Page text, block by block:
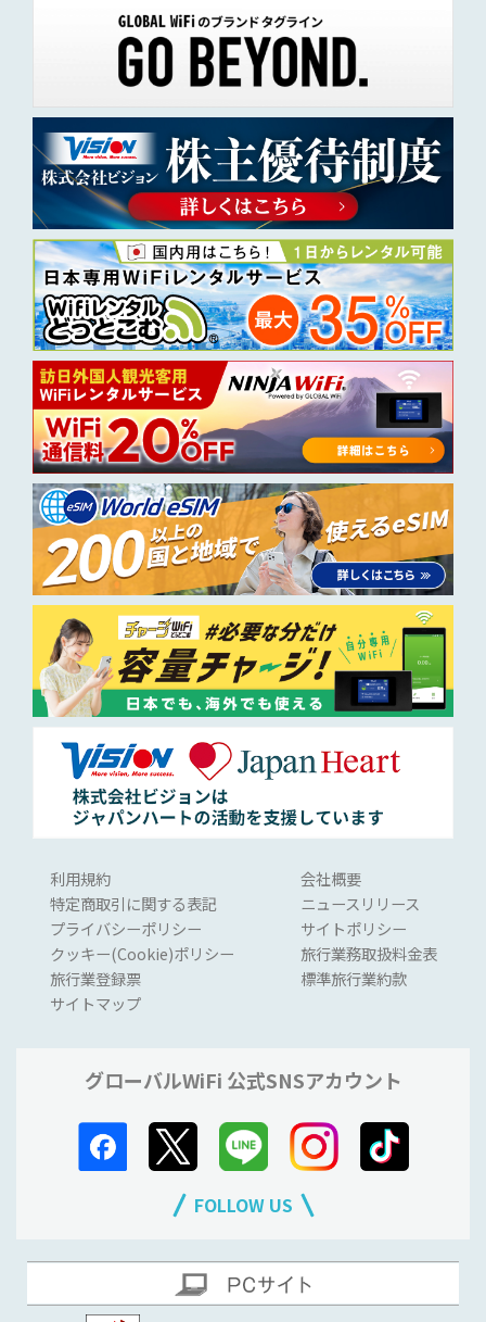
利用規約
特定商取引に関する表記
プライバシーポリシー
クッキー(Cookie)ポリシー
旅行業登録票
サイトマップ
会社概要
ニュースリリース
サイトポリシー
旅行業務取扱料金表
標準旅行業約款
グローバルWiFi 公式SNSアカウント
FOLLOW US